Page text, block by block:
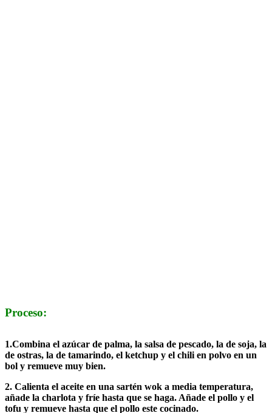
Proceso:
1.Combina el azúcar de palma, la salsa de pescado, la de soja, la
de ostras, la de tamarindo, el ketchup y el chili en polvo en un
bol y remueve muy bien.
2. Calienta el aceite en una sartén wok a media temperatura,
añade la charlota y fríe hasta que se haga. Añade el pollo y el
tofu y remueve hasta que el pollo este cocinado.